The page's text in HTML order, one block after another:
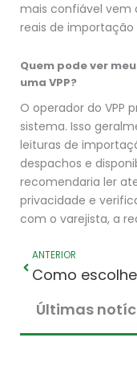
mais confiável vem
reais de
Quem pode ver
uma VPP?
O operador do VPP
sistema. Isso
leituras de
despachos e
recomendaria ler
privacidade e
com o varejista, a
Anterior
ANTERIOR
Últimas